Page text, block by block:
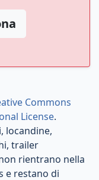
Commons
License.
locandine,
trailer
rientrano nella
e restano di